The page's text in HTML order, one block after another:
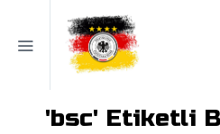
'bsc' Etiketli